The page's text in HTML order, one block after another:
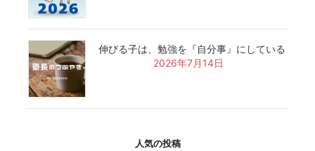
伸びる子は、勉強を『自分事』にしている
2026年7月14日
人気の投稿